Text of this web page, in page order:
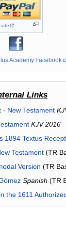
Academy Facebook
Links
- New Testament
KJV 2016
1894 Textus
Testament(TR
Version (TR
Spanish (TR
the 1611